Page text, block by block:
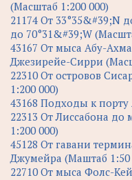
(Масштаб 1:200 000)
21174 От 33°35&#39;N
до 70°31&#39;W
43167 От мыса Абу-
Джезирейе-Сирри
22310 От островов
1:200 000)
43168 Подходы к
22313 От Лиссабона
1:200 000)
45128 От гавани
Джумейра (Маштаб 1:50
22710 От мыса Фолс-